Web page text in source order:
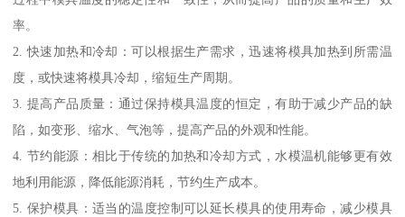
率。
2. 快速加热和冷却：可以根据生产需求，迅速将模具加热到所需温
度，或快速将模具冷却，缩短生产周期。
3. 提高产品质量：通过保持模具温度的恒定，有助于减少产品的缺
陷，如变形、缩水、气泡等，提高产品的外观和性能。
4. 节约能源：相比于传统的加热和冷却方式，水模温机能够更有效
地利用能源，降低能源消耗，节约生产成本。
5. 保护模具：适当的温度控制可以延长模具的使用寿命，减少模具